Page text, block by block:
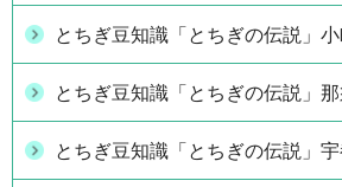
とちぎ豆知識「とちぎの伝説」
とちぎ豆知識「とちぎの伝説」
とちぎ豆知識「とちぎの伝説」